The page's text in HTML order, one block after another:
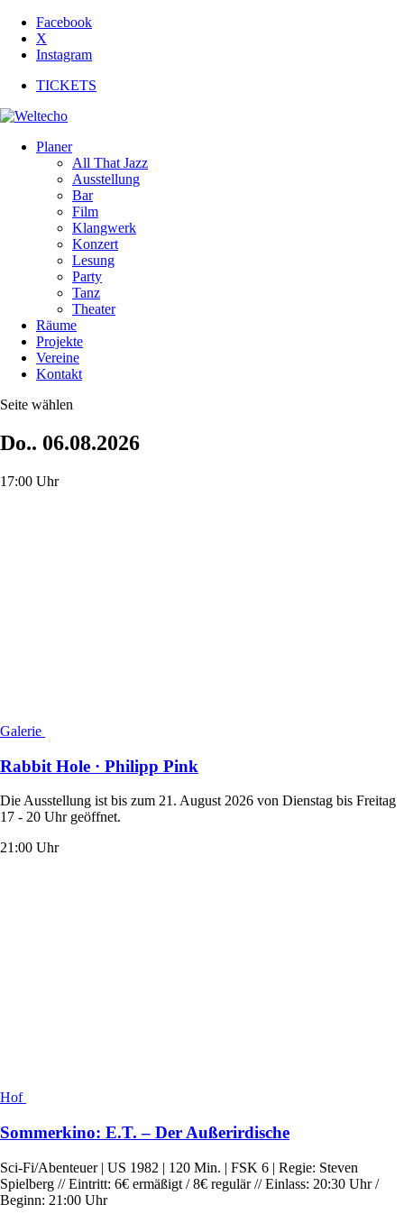
Facebook
X
Instagram
TICKETS
Planer
All That Jazz
Ausstellung
Bar
Film
Klangwerk
Konzert
Lesung
Party
Tanz
Theater
Räume
Projekte
Vereine
Kontakt
Seite wählen
Do.. 06.08.2026
17:00 Uhr
Galerie
Rabbit Hole · Philipp Pink
Die Ausstellung ist bis zum 21. August 2026 von Dienstag bis Freitag
17 - 20 Uhr geöffnet.
21:00 Uhr
Hof
Sommerkino: E.T. – Der Außerirdische
Sci-Fi/Abenteuer | US 1982 | 120 Min. | FSK 6 | Regie: Steven
Spielberg // Eintritt: 6€ ermäßigt / 8€ regulär // Einlass: 20:30 Uhr /
Beginn: 21:00 Uhr